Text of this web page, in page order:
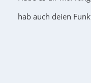
hab auch deien